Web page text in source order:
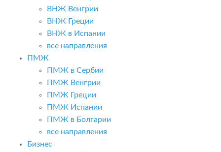
ВНЖ Венгрии
ВНЖ Греции
ВНЖ в Испании
все направления
ПМЖ
ПМЖ в Сербии
ПМЖ Венгрии
ПМЖ Греции
ПМЖ Испании
ПМЖ в Болгарии
все направления
Бизнес